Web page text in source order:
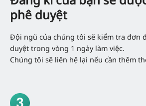
phê duyệt
Đội ngũ của chúng tôi sẽ kiểm tra đơn
duyệt trong vòng 1 ngày làm việc.
Chúng tôi sẽ liên hệ lại nếu cần thêm